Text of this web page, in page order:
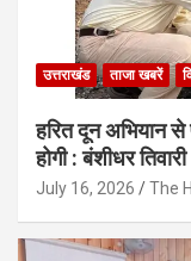
उत्तराखंड ताजा खबरें
हरित दून अभियान से
होगी : बंशीधर तिवारी
July 16, 2026 The